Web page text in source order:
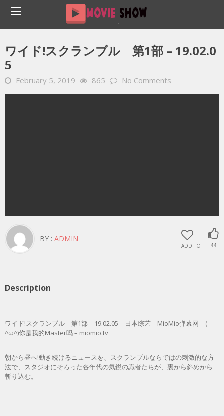
Home
YOUTUBE 動画 毎日
ワイド!スクランブル 第1部 – 19.02.05
ワイド!スクランブル 第1部 – 19.02.0
5
February 5, 2019 865 No Comments
ADD TO 44
BY : ADMIN
Description
ワイド!スクランブル 第1部 – 19.02.05 – 日本综艺 – MioMio弹幕网 – (
^ω^)你是我的Master吗 – miomio.tv
朝から昼へ!動き続けるニュースを、スクランブルならではの刺激的な方
法で、スタジオにそろった各年代の気鋭の識者たちが、裏から斜めから
斬り込む。